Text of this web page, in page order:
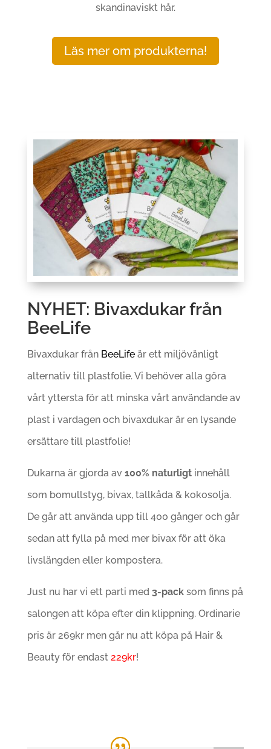
skandinaviskt hår.
Läs mer om produkterna!
NYHET: Bivaxdukar från
BeeLife
Bivaxdukar från BeeLifeär ett miljövänligt
alternativ till plastfolie. Vi behöver alla göra
vårt yttersta för att minska vårt användande av
plast i vardagen och bivaxdukar är en lysande
ersättare till plastfolie!
Dukarna är gjorda av 100% naturligtinnehåll
som bomullstyg, bivax, tallkåda & kokosolja.
De går att använda upp till 400 gånger och går
sedan att fylla på med mer bivax för att öka
livslängden eller kompostera.
Just nu har vi ett parti med 3-packsom finns på
salongen att köpa efter din klippning. Ordinarie
pris är 269kr men går nu att köpa på Hair &
Beauty för endast 229kr!